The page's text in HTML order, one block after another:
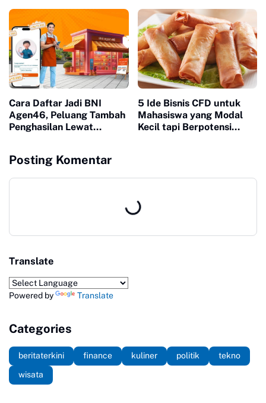
Cara Daftar Jadi BNI
Agen46, Peluang Tambah
Penghasilan Lewat
5 Ide Bisnis CFD untuk
Mahasiswa yang Modal
Kecil tapi Berpotensi
Posting Komentar
Translate
Powered by Translate
Categories
beritaterkini finance kuliner politik
tekno
wisata